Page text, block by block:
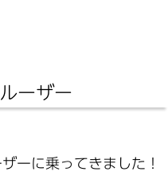
ーザー
ーに乗ってきました！